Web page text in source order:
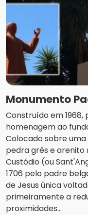
Monumento
Construído em 1968,
homenagem ao
Colocado sobre
pedra grês e arenito
Custódio (ou
1706 pelo padre
de Jesus única
primeiramente a
proximidades...